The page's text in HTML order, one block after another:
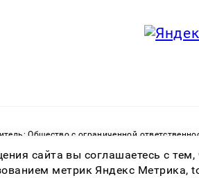
Общество с ограниченной
технологий и массовых
82533 от 21.01.2022
сайта вы соглашаетесь с
метрик Яндекс Метрика,